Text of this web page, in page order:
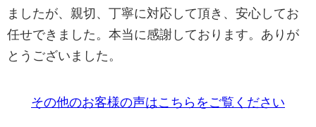
ましたが、親切、丁寧に対応して頂き、安心してお
任せできました。本当に感謝しております。ありが
とうございました。
その他のお客様の声はこちらをご覧ください